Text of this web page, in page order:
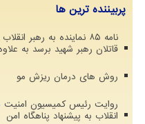
پربیننده ترین ها
نامه ۸۵ نماینده به رهبر
قاتلان رهبر شهید برسد به
روش های درمان ریزش مو
روایت رئیس کمیسیون
انقلاب به پیشنهاد پناهگاه امن